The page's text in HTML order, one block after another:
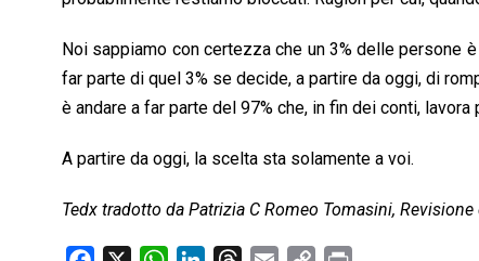
Noi sappiamo con certezza che un 3% delle persone
far parte di quel 3% se decide, a partire da oggi, di
è andare a far parte del 97% che, in fin dei conti, lavora
A partire da oggi, la scelta sta solamente a voi.
Tedx tradotto da Patrizia C Romeo Tomasini,